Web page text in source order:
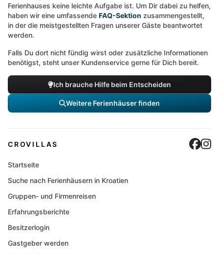
Ferienhauses keine leichte Aufgabe ist. Um Dir dabei zu helfen,
haben wir eine umfassende FAQ-Sektion zusammengestellt,
in der die meistgestellten Fragen unserer Gäste beantwortet
werden.
Falls Du dort nicht fündig wirst oder zusätzliche Informationen
benötigst, steht unser Kundenservice gerne für Dich bereit.
Ich brauche Hilfe beim Entscheiden
Weitere Ferienhäuser finden
CROVILLAS
Startseite
Suche nach Ferienhäusern in Kroatien
Gruppen- und Firmenreisen
Erfahrungsberichte
Besitzerlogin
Gastgeber werden